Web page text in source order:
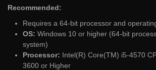
Recommended:
Requires a 64-bit processor and
OS: Windows 10 or higher (64-bit
system)
Processor: Intel(R) Core(TM) i5-4570
3600 or Higher